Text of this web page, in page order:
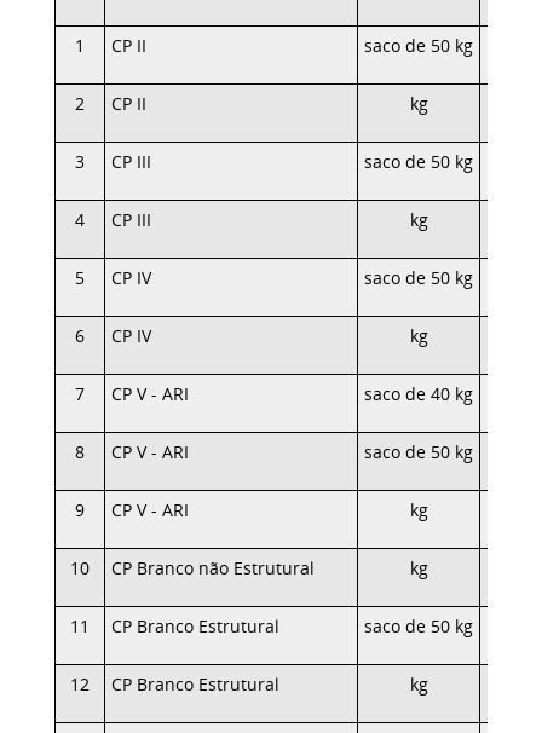
1 CP II saco de 50 kg
2 CP II kg
3 CP III saco de 50 kg
4 CP III kg
5 CP IV saco de 50 kg
6 CP IV kg
7 CP V - ARI saco de 40 kg
8 CP V - ARI saco de 50 kg
9 CP V - ARI kg
10 CP Branco não Estrutural kg
11 CP Branco Estrutural saco de 50 kg
12 CP Branco Estrutural kg